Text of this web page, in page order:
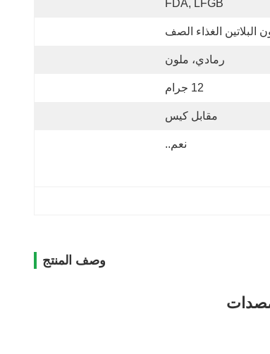
FDA, LFGB
البلاتين الغذاء الصف
رمادي، ملون
12 جرام
مقابل كيس
نعم..
وصف المنتج